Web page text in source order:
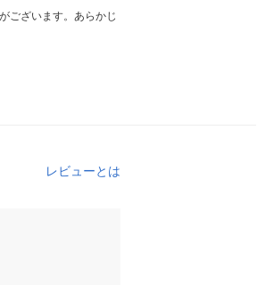
ございます。あらかじ
レビューとは